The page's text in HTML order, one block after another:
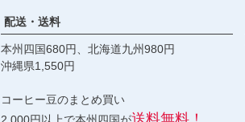
配送・送料
本州四国680円、北海道九州980円
沖縄県1,550円
コーヒー豆のまとめ買い